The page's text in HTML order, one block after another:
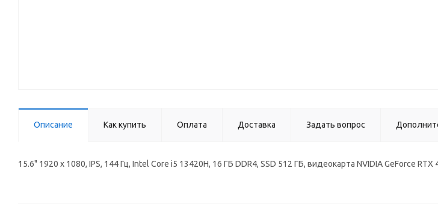
Описание Как купить Оплата Доставка Задать вопрос
15.6" 1920 x 1080, IPS, 144 Гц, Intel Core i5 13420H, 16 ГБ DDR4, SSD 512 ГБ, видеокарта NVIDIA GeForce